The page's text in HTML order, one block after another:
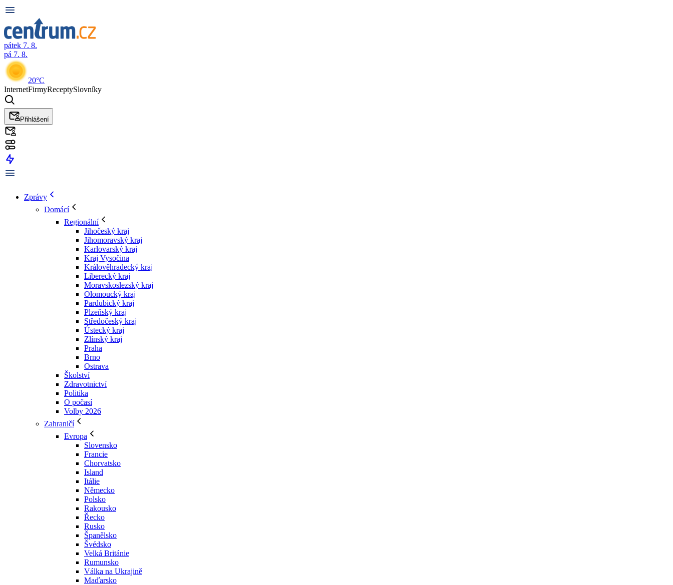
pátek 7. 8.
pá 7. 8.
20°C
InternetFirmyReceptySlovníky
Přihlášení
Zprávy
Domácí
Regionální
Jihočeský kraj
Jihomoravský kraj
Karlovarský kraj
Kraj Vysočina
Králověhradecký kraj
Liberecký kraj
Moravskoslezský kraj
Olomoucký kraj
Pardubický kraj
Plzeňský kraj
Středočeský kraj
Ústecký kraj
Zlínský kraj
Praha
Brno
Ostrava
Školství
Zdravotnictví
Politika
O počasí
Volby 2026
Zahraničí
Evropa
Slovensko
Francie
Chorvatsko
Island
Itálie
Německo
Polsko
Rakousko
Řecko
Rusko
Španělsko
Švédsko
Velká Británie
Rumunsko
Válka na Ukrajině
Maďarsko